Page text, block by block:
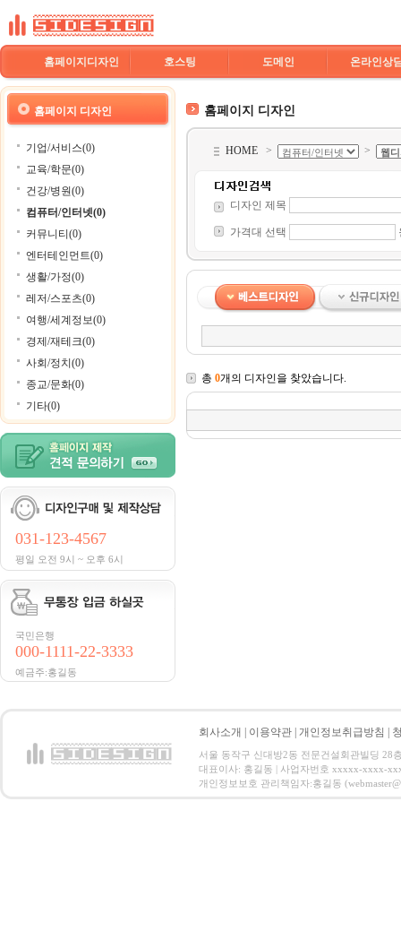
홈페이지디자인 호스팅 도메인 온라인상
홈페이지 디자인
기업/서비스(0)
교육/학문(0)
건강/병원(0)
컴퓨터/인터넷(0)
커뮤니티(0)
엔터테인먼트(0)
생활/가정(0)
레저/스포츠(0)
여행/세계정보(0)
경제/재테크(0)
사회/정치(0)
종교/문화(0)
기타(0)
031-123-4567
평일 오전 9시 ~ 오후 6시
국민은행
000-1111-22-3333
예금주:홍길동
홈페이지 디자인
HOME > >
디자인 제목
가격대 선택
총 0개의 디자인을 찾았습니다.
회사소개 이용약관 개인정보취급방침
서울 동작구 신대방2동 전문건설회관빌딩 28
대표이사: 홍길동 | 사업자번호 xxxxx-xxxx-
개인정보보호 관리책임자:홍길동